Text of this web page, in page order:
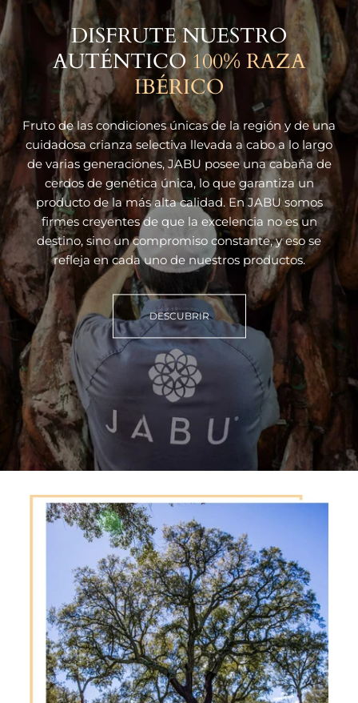
DISFRUTE NUESTRO
AUTÉNTICO 100% RAZA
IBÉRICO
Fruto de las condiciones únicas de la región y de una
cuidadosa crianza selectiva llevada a cabo a lo largo
de varias generaciones, JABU posee una cabaña de
cerdosde genética única, lo que garantiza un
producto de la más alta calidad.En JABU somos
firmes creyentes de que la excelencia no es un
destino, sino uncompromiso constante, y eso se
refleja en cada uno de nuestros productos.
DESCUBRIR